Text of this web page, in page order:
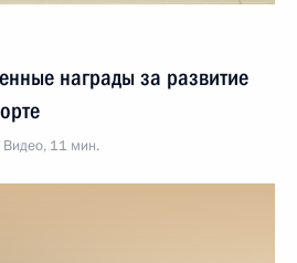
награды за развитие
Видео, 11 мин.